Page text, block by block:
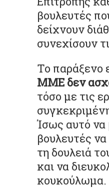
βουλευτές
δείχνουν
συνεχίσουν
Το παράξενο
ΜΜΕ δεν
τόσο με τις
Ίσως αυτό να
βουλευτές
τη δουλειά
και να
κουκούλωμα.